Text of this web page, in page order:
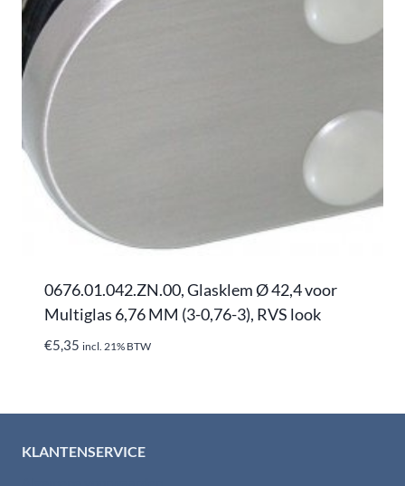
0676.01.042.ZN.00, Glasklem Ø 42,4 voor
Multiglas 6,76 MM (3-0,76-3), RVS look
€5,35 incl. 21% BTW
KLANTENSERVICE